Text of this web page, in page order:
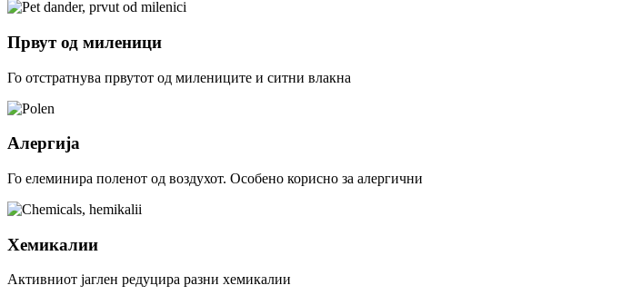
Првут од миленици
Го отстратнува првутот од милениците и ситни влакна
Алергија
Го елеминира поленот од воздухот. Особено корисно за алергични
Хемикалии
Активниот јаглен редуцира разни хемикалии